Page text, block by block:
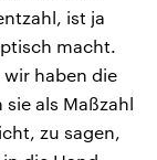
ist ja
macht.
wir haben die
als Maßzahl
zu sagen,